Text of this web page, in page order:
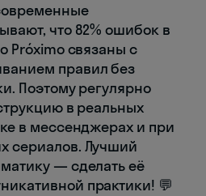
что 82% ошибок в
Próximo связаны с
правил без
Поэтому регулярно
в реальных
в мессенджерах и при
сериалов. Лучший
— сделать её
практики! 💬